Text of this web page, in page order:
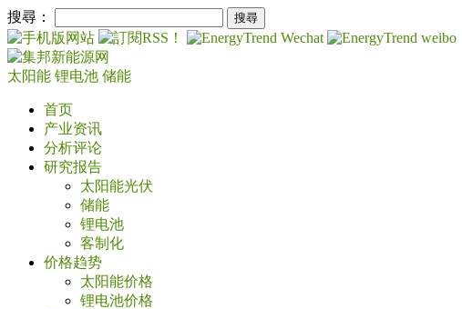
搜尋：
太阳能 锂电池 储能
首页
产业资讯
分析评论
研究报告
太阳能光伏
储能
锂电池
客制化
价格趋势
太阳能价格
锂电池价格